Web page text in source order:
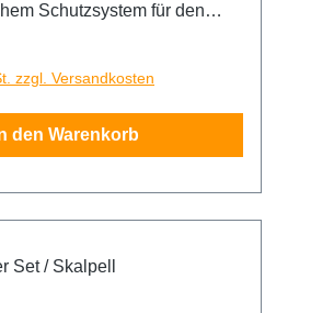
Schutzsystem für den
der Klinge muss ein Hebel
werden. Besonders
wenn man den
nicht beschädigen will.
Nur für erfahrene Nutzer
außerhalb der
zzgl. Versandkosten
den Warenkorb